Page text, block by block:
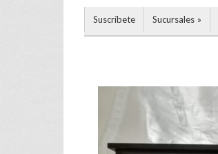
Suscríbete Sucursales